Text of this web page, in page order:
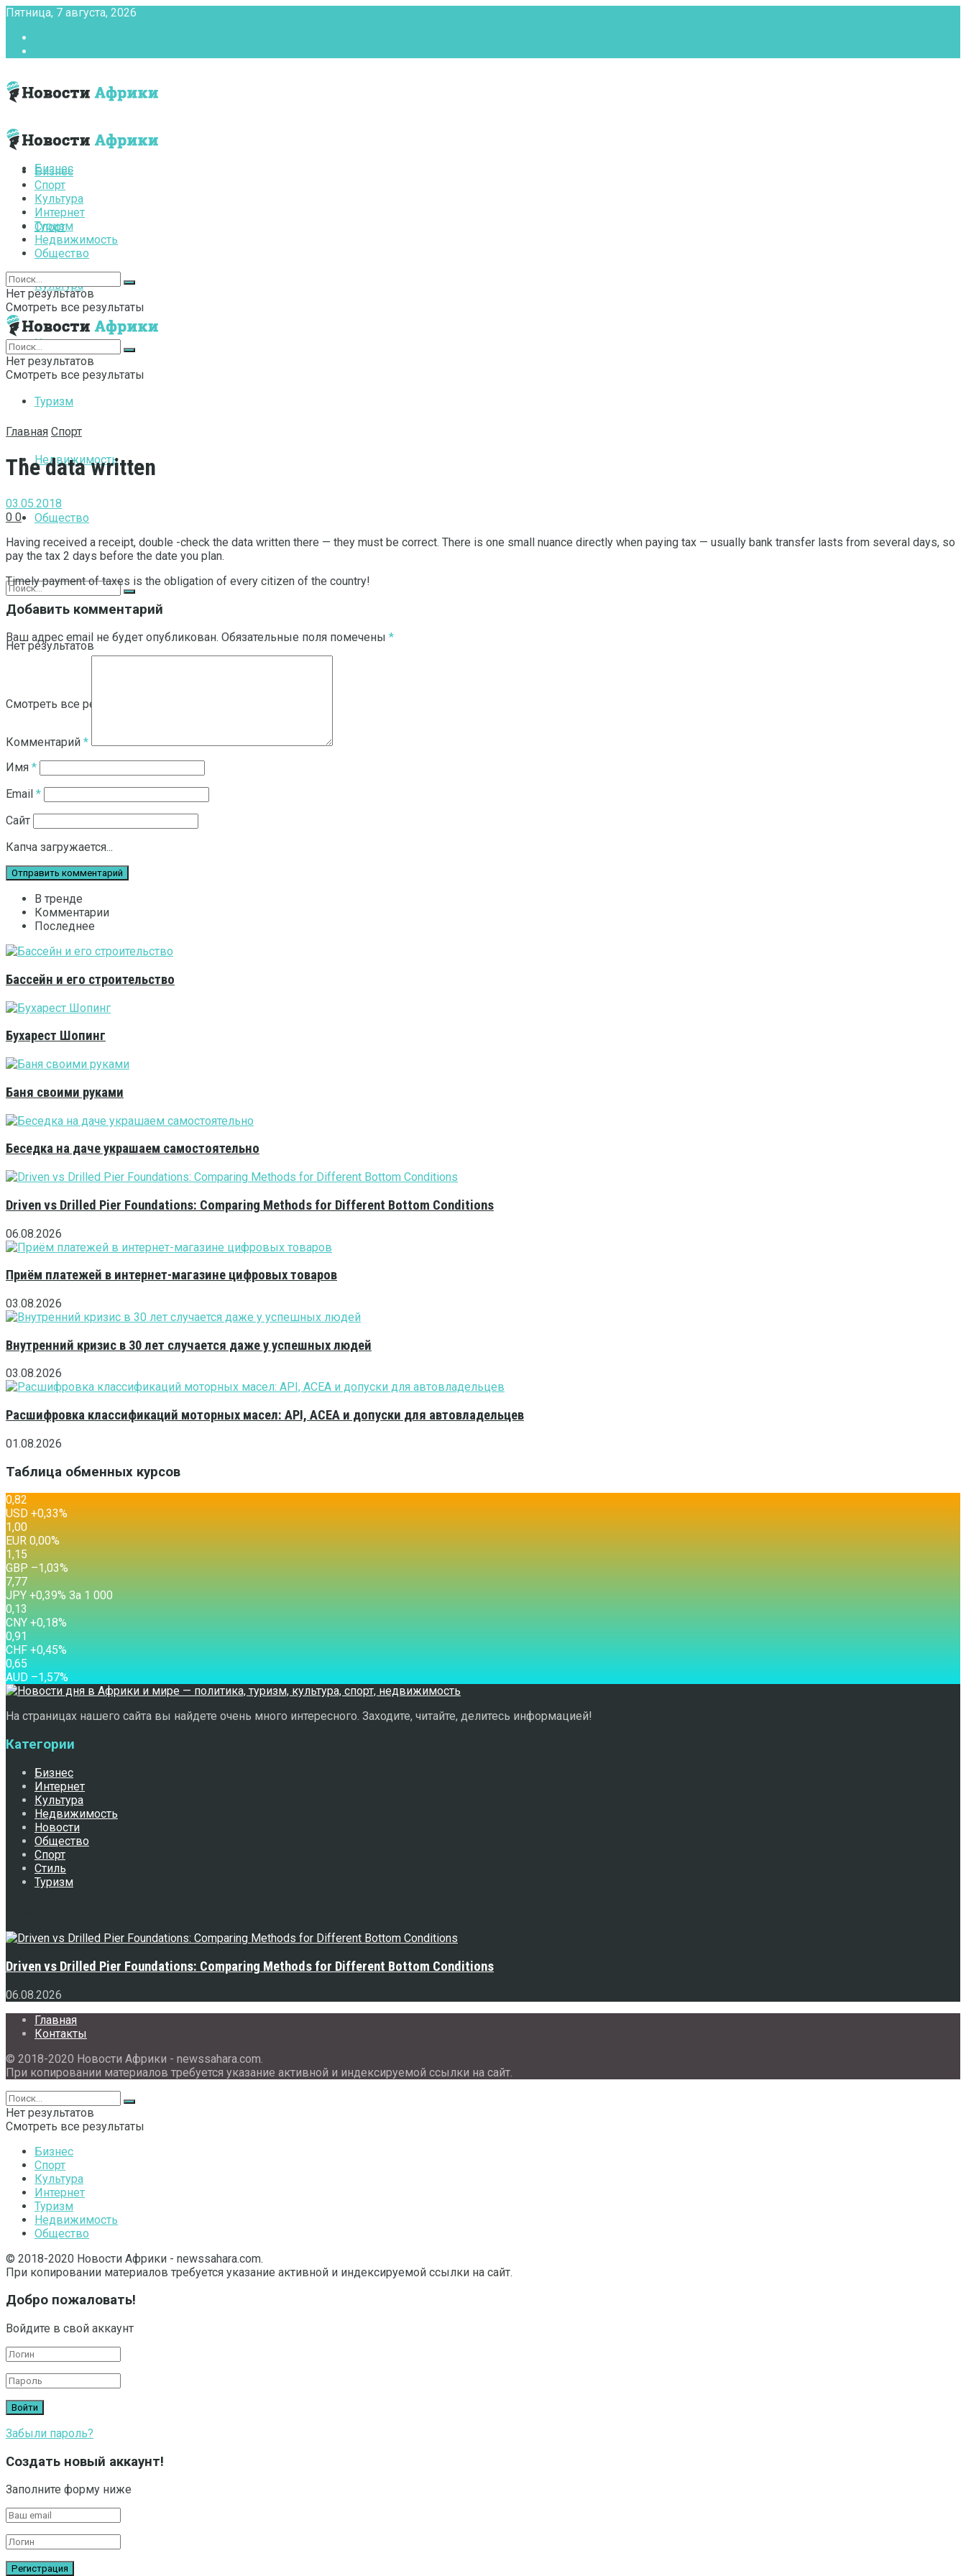
Пятница, 7 августа, 2026
Бизнес
Спорт
Культура
Интернет
Туризм
Недвижимость
Общество
Нет результатов
Смотреть все результаты
Бизнес
Спорт
Культура
Интернет
Туризм
Недвижимость
Общество
Нет результатов
Смотреть все результаты
Нет результатов
Смотреть все результаты
Главная Спорт
The data written
03.05.2018
0 0
Having received a receipt, double -check the data written there — they must be correct. There is one small nuance directly when paying tax — usually bank transfer lasts from several days, so
pay the tax 2 days before the date you plan.
Timely payment of taxes is the obligation of every citizen of the country!
Добавить комментарий
Ваш адрес email не будет опубликован. Обязательные поля помечены *
Комментарий *
Имя *
Email *
Сайт
Капча загружается...
В тренде
Комментарии
Последнее
Бассейн и его строительство
Бухарест Шопинг
Баня своими руками
Беседка на даче украшаем самостоятельно
Driven vs Drilled Pier Foundations: Comparing Methods for Different Bottom Conditions
06.08.2026
Приём платежей в интернет-магазине цифровых товаров
03.08.2026
Внутренний кризис в 30 лет случается даже у успешных людей
03.08.2026
Расшифровка классификаций моторных масел: API, ACEA и допуски для автовладельцев
01.08.2026
Таблица обменных курсов
0,82
USD +0,33%
1,00
EUR 0,00%
1,15
GBP –1,03%
7,77
JPY +0,39% За 1 000
0,13
CNY +0,18%
0,91
CHF +0,45%
0,65
AUD –1,57%
На страницах нашего сайта вы найдете очень много интересного. Заходите, читайте, делитесь информацией!
Категории
Бизнес
Интернет
Культура
Недвижимость
Новости
Общество
Спорт
Стиль
Туризм
Driven vs Drilled Pier Foundations: Comparing Methods for Different Bottom Conditions
06.08.2026
Главная
Контакты
© 2018-2020 Новости Африки - newssahara.com.
При копировании материалов требуется указание активной и индексируемой ссылки на сайт.
Нет результатов
Смотреть все результаты
Бизнес
Спорт
Культура
Интернет
Туризм
Недвижимость
Общество
© 2018-2020 Новости Африки - newssahara.com.
При копировании материалов требуется указание активной и индексируемой ссылки на сайт.
Добро пожаловать!
Войдите в свой аккаунт
Забыли пароль?
Создать новый аккаунт!
Заполните форму ниже